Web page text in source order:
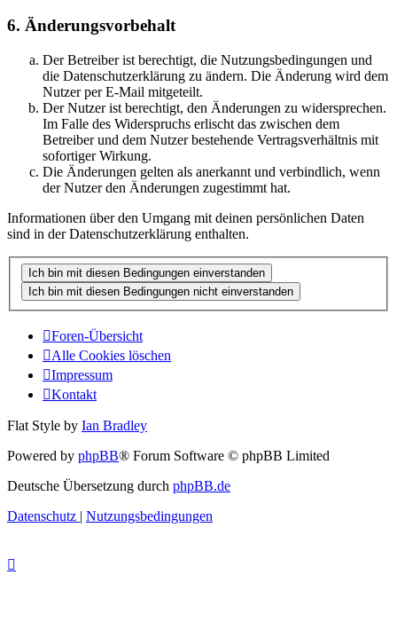
6. Änderungsvorbehalt
Der Betreiber ist berechtigt, die Nutzungsbedingungen und
die Datenschutzerklärung zu ändern. Die Änderung wird dem
Nutzer per E-Mail mitgeteilt.
Der Nutzer ist berechtigt, den Änderungen zu widersprechen.
Im Falle des Widerspruchs erlischt das zwischen dem
Betreiber und dem Nutzer bestehende Vertragsverhältnis mit
sofortiger Wirkung.
Die Änderungen gelten als anerkannt und verbindlich, wenn
der Nutzer den Änderungen zugestimmt hat.
Informationen über den Umgang mit deinen persönlichen Daten
sind in der Datenschutzerklärung enthalten.
Foren-Übersicht
Alle Cookies löschen
Impressum
Kontakt
Flat Style by Ian Bradley
Powered by phpBB® Forum Software © phpBB Limited
Deutsche Übersetzung durch phpBB.de
Datenschutz | Nutzungsbedingungen